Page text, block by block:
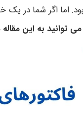
اما اگر شما در
به این مقاله